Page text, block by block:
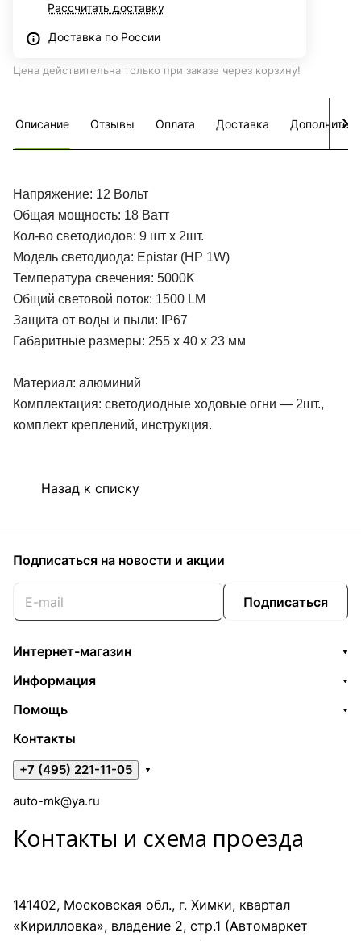
Рассчитать доставку
Доставка по России
Цена действительна только при заказе через корзину!
Описание Отзывы Оплата Доставка
Напряжение: 12 Вольт
Общая мощность: 18 Ватт
Кол-во светодиодов: 9 шт x 2шт.
Модель светодиода: Epistar (HP 1W)
Температура свечения: 5000K
Общий световой поток: 1500 LM
Защита от воды и пыли: IP67
Габаритные размеры: 255 х 40 х 23 мм
Материал: алюминий
Комплектация: светодиодные ходовые огни — 2шт.,
комплект креплений, инструкция.
Назад к списку
Подписаться на новости и акции
Подписаться
Интернет-магазин
Информация
Помощь
Контакты
+7 (495) 221-11-05
auto-mk@ya.ru
Контакты и схема проезда
141402, Московская обл., г. Химки, квартал
«Кирилловка», владение 2, стр.1 (Автомаркет